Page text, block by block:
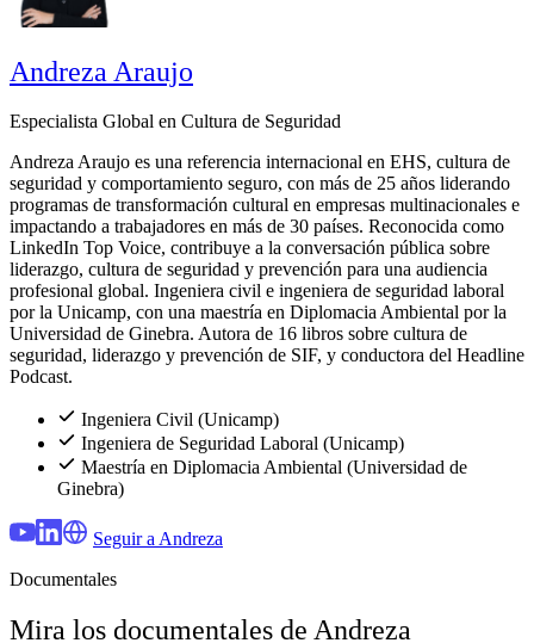
Andreza Araujo
Especialista Global en Cultura de Seguridad
Andreza Araujo es una referencia internacional en EHS, cultura de
seguridad y comportamiento seguro, con más de 25 años liderando
programas de transformación cultural en empresas multinacionales e
impactando a trabajadores en más de 30 países. Reconocida como
LinkedIn Top Voice, contribuye a la conversación pública sobre
liderazgo, cultura de seguridad y prevención para una audiencia
profesional global. Ingeniera civil e ingeniera de seguridad laboral
por la Unicamp, con una maestría en Diplomacia Ambiental por la
Universidad de Ginebra. Autora de 16 libros sobre cultura de
seguridad, liderazgo y prevención de SIF, y conductora del Headline
Podcast.
Ingeniera Civil (Unicamp)
Ingeniera de Seguridad Laboral (Unicamp)
Maestría en Diplomacia Ambiental (Universidad de
Ginebra)
Seguir a Andreza
Documentales
Mira los documentales de Andreza